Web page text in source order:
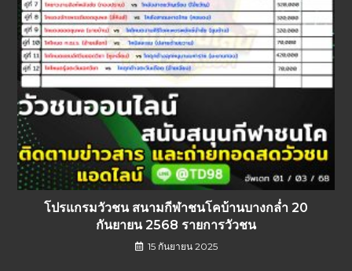
โปรแกรมวัวชน สนามกีฬาชนโคบ้านบางกล่ำ 20
กันยายน 2568 รายการวัวชน
15 กันยายน 2025